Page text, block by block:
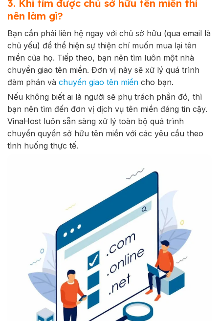
3. Khi tìm được chủ sở hữu tên miền thì
nên làm gì?
Bạn cần phải liên hệ ngay với chủ sở hữu (qua email là
chủ yếu) để thể hiện sự thiện chí muốn mua lại tên
miền của họ. Tiếp theo, bạn nên tìm luôn một nhà
chuyển giao tên miền. Đơn vị này sẽ xử lý quá trình
đàm phán và chuyển giao tên miền cho bạn.
Nếu không biết ai là người sẽ phụ trách phần đó, thì
bạn nên tìm đến đơn vị dịch vụ tên miền đáng tin cậy.
VinaHost luôn sẵn sàng xử lý toàn bộ quá trình
chuyển quyền sở hữu tên miền với các yêu cầu theo
tình huống thực tế.